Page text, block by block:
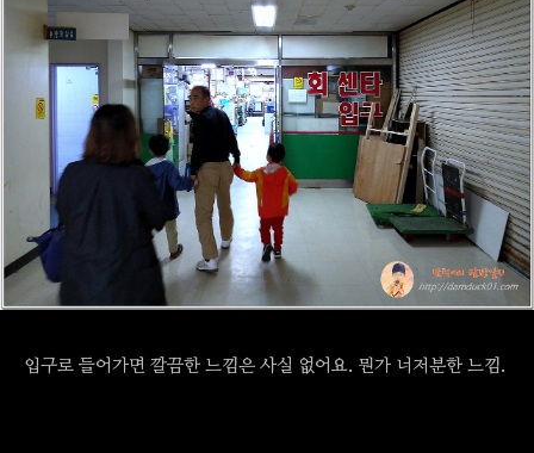
입구로 들어가면 깔끔한 느낌은 사실 없어요. 뭔가 너저분한 느낌.